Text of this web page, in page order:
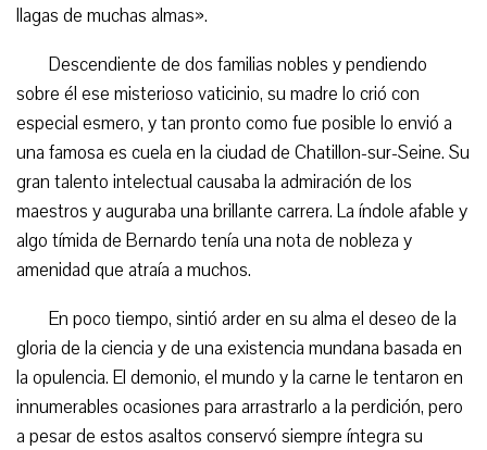
llagas de muchas almas».
Descendiente de dos familias nobles y pendiendo
sobre él ese misterioso vaticinio, su madre lo crió con
especial esmero, y tan pronto como fue posible lo envió a
una famosa es cuela en la ciudad de Chatillon-sur-Seine. Su
gran talento intelectual causaba la admiración de los
maestros y auguraba una brillante carrera. La índole afable y
algo tímida de Bernardo tenía una nota de nobleza y
amenidad que atraía a muchos.
En poco tiempo, sintió arder en su alma el deseo de la
gloria de la ciencia y de una existencia mundana basada en
la opulencia. El demonio, el mundo y la carne le tentaron en
innumerables ocasiones para arrastrarlo a la perdición, pero
a pesar de estos asaltos conservó siempre íntegra su